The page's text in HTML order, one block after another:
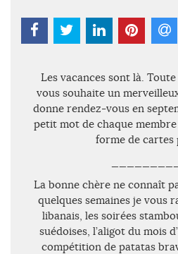
Les vacances sont là. Toute
vous souhaite un
donne rendez-vous en
petit mot de chaque
forme de cartes
La bonne chère ne connaît
quelques semaines je vous
libanais, les soirées
suédoises, l’aligot du mois
compétition de patatas